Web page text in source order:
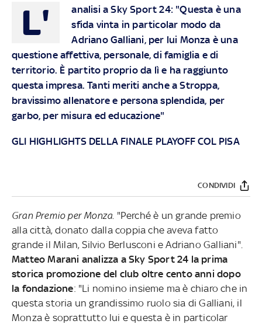
L'
analisi a Sky Sport 24: "Questa è una
sfida vinta in particolar modo da
Adriano Galliani, per lui Monza è una
questione affettiva, personale, di famiglia e di
territorio. È partito proprio da lì e ha raggiunto
questa impresa. Tanti meriti anche a Stroppa,
bravissimo allenatore e persona splendida, per
garbo, per misura ed educazione"
GLI HIGHLIGHTS DELLA FINALE PLAYOFF COL PISA
CONDIVIDI
Gran Premio per Monza. "Perché è un grande premio
alla città, donato dalla coppia che aveva fatto
grande il Milan, Silvio Berlusconi e Adriano Galliani".
Matteo Marani analizza a Sky Sport 24 la prima
storica promozione del club oltre cento anni dopo
la fondazione: "Li nomino insieme ma è chiaro che in
questa storia un grandissimo ruolo sia di Galliani, il
Monza è soprattutto lui e questa è in particolar